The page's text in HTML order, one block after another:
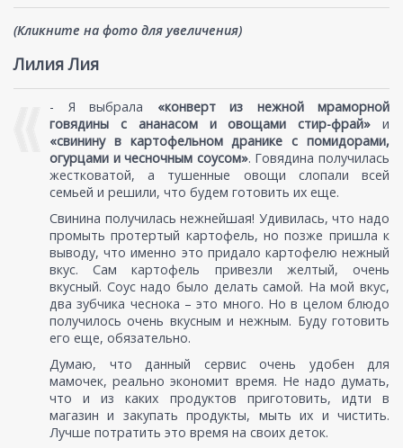
(Кликните на фото для увеличения)
Лилия Лия
- Я выбрала «конверт из нежной мраморной
говядины с ананасом и овощами стир-фрай» и
«свинину в картофельном дранике с помидорами,
огурцами и чесночным соусом». Говядина получилась
жестковатой, а тушенные овощи слопали всей
семьей и решили, что будем готовить их еще.
Свинина получилась нежнейшая! Удивилась, что надо
промыть протертый картофель, но позже пришла к
выводу, что именно это придало картофелю нежный
вкус. Сам картофель привезли желтый, очень
вкусный. Соус надо было делать самой. На мой вкус,
два зубчика чеснока – это много. Но в целом блюдо
получилось очень вкусным и нежным. Буду готовить
его еще, обязательно.
Думаю, что данный сервис очень удобен для
мамочек, реально экономит время. Не надо думать,
что и из каких продуктов приготовить, идти в
магазин и закупать продукты, мыть их и чистить.
Лучше потратить это время на своих деток.